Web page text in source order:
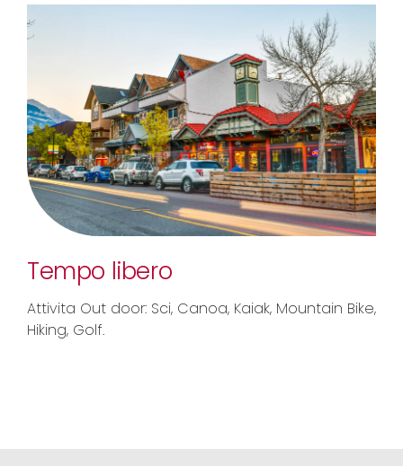
Tempo libero
Attivita Out door: Sci, Canoa, Kaiak, Mountain Bike,
Hiking, Golf.